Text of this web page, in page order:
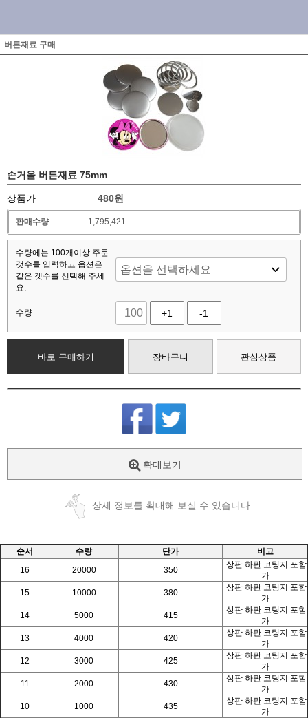
버튼재료 구매
손거울 버튼재료 75mm
상품가 480원
판매수량 1,795,421
수량에는 100개이상 주문
갯수를 입력하고 옵션은
같은 갯수를 선택해 주세
요.
수량 +1 -1
바로 구매하기 장바구니 관심상품
확대보기
상세 정보를 확대해 보실 수 있습니다
순서 수량 단가
비고
16
20000 350
상판 하판 코팅지 포함
가
15
10000 380
상판 하판 코팅지 포함
가
14
5000 415
상판 하판 코팅지 포함
가
13
4000 420
상판 하판 코팅지 포함
가
12
3000 425
상판 하판 코팅지 포함
가
11
2000 430
상판 하판 코팅지 포함
가
10
1000 435
상판 하판 코팅지 포함
가